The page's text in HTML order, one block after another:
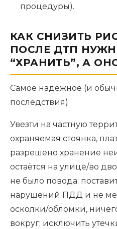
процедуры).
КАК СНИЗИТЬ
ПОСЛЕ ДТП
“ХРАНИТЬ”, А
Самое надёжное (и
последствия)
Увезти на частную
охраняемая стоянка,
разрешено хранение
остаётся на улице/во
не было повода:
нарушений ПДД и не
осколки/обломки,
вокруг; исключить